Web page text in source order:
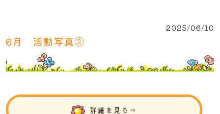
2025/06/10
6月 活動写真②
詳細を見る⇒